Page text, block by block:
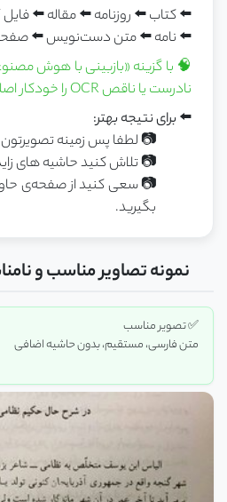
⬅️ کتاب ⬅️ روزنامه ⬅️ مقاله ⬅️ فایل PDF
⬅️ نامه ⬅️ متن دست‌نویس ⬅️
🧠 با گزینه «بازبینی با هوش
نادرست یا ناقص OCR را خودکار اصلاح کنید.
⬅️ برای نتیجه بهتر:
📷 لطفا پس زمینه
📷 تلاش کنید حاشیه های
📷 سعی کنید از صفحه‌ی
بگیرید.
نمونه تصاویر مناسب و
‫‫✅ تصویر مناسب
متن فارسی، مستقیم، بدون حاشیه اضافی